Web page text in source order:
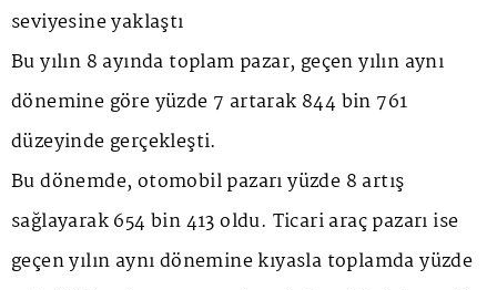
seviyesine yaklaştı
Bu yılın 8 ayında toplam pazar, geçen yılın aynı
dönemine göre yüzde 7 artarak 844 bin 761
düzeyinde gerçekleşti.
Bu dönemde, otomobil pazarı yüzde 8 artış
sağlayarak 654 bin 413 oldu. Ticari araç pazarı ise
geçen yılın aynı dönemine kıyasla toplamda yüzde